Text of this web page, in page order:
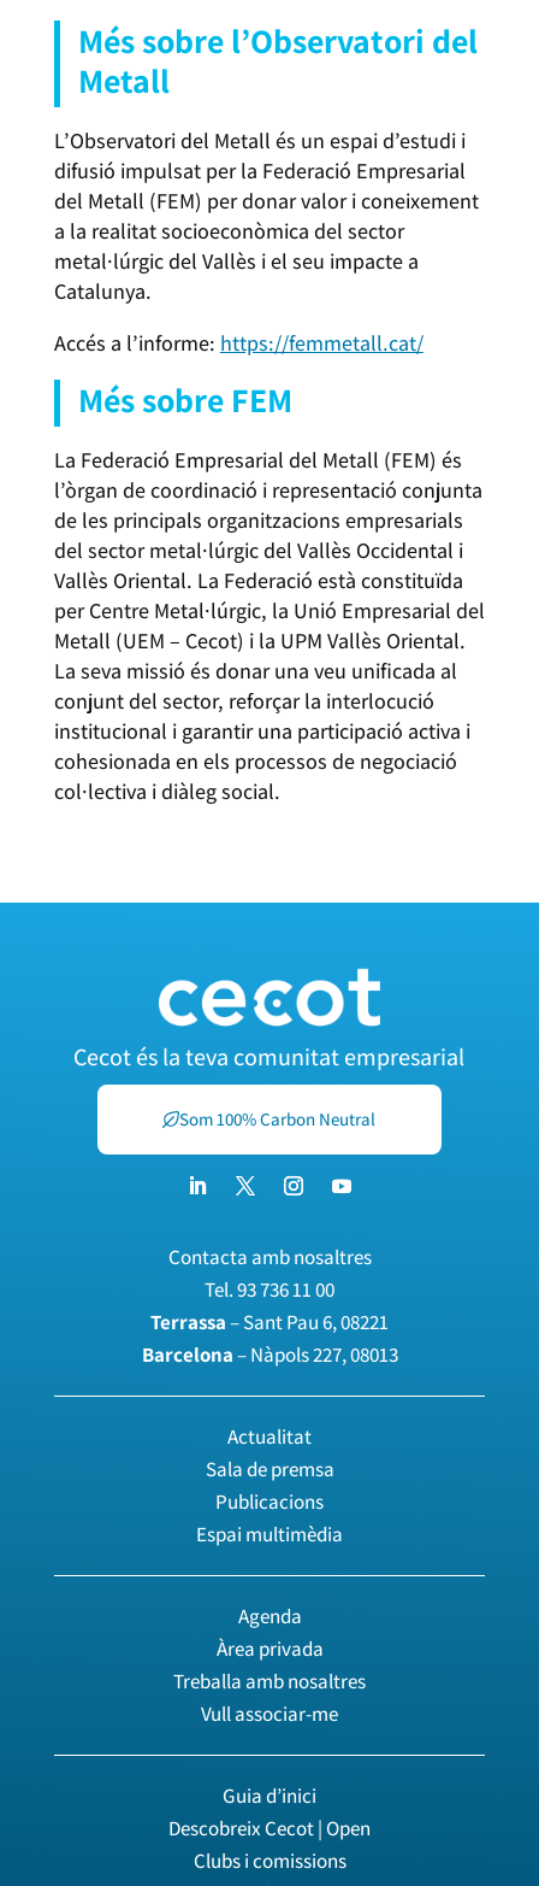
Més sobre l’Observatori del
Metall
L’Observatori del Metall és un espai d’estudi i
difusió impulsat per la Federació Empresarial
del Metall (FEM) per donar valor i coneixement
a la realitat socioeconòmica del sector
metal·lúrgic del Vallès i el seu impacte a
Catalunya.
Accés a l’informe: https://femmetall.cat/
Més sobre FEM
La Federació Empresarial del Metall (FEM) és
l’òrgan de coordinació i representació conjunta
de les principals organitzacions empresarials
del sector metal·lúrgic del Vallès Occidental i
Vallès Oriental. La Federació està constituïda
per Centre Metal·lúrgic, la Unió Empresarial del
Metall (UEM – Cecot) i la UPM Vallès Oriental.
La seva missió és donar una veu unificada al
conjunt del sector, reforçar la interlocució
institucional i garantir una participació activa i
cohesionada en els processos de negociació
col·lectiva i diàleg social.
Cecot és la teva comunitat empresarial
Som 100% Carbon Neutral
Contacta amb nosaltres
Tel.93 736 11 00
Terrassa– Sant Pau 6, 08221
Barcelona– Nàpols 227, 08013
Actualitat
Sala de premsa
Publicacions
Espai multimèdia
Agenda
Àrea privada
Treballa amb nosaltres
Vull associar-me
Guia d’inici
Descobreix Cecot | Open
Clubs i comissions